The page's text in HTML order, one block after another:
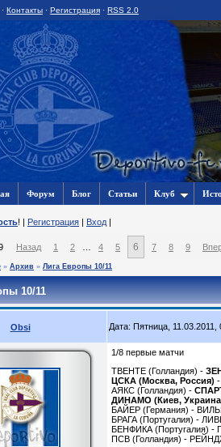
· Контакты · Регистрация · RSS 2.0
Форум Блог Статьи Клуб
! | Регистрация | Вход |
Назад 1 2 4 5 6 7 8 9
» Архив » Лига Европы 10/11
10/11
Obsi Дата: Пятница,
1/8 первые матчи
ТВЕНТЕ (Голландия) -
ЦСКА (Москва, Россия)
АЯКС (Голландия) -
ДИНАМО (Киев,
БАЙЕР (Германия) -
БРАГА (Португалия) -
БЕНФИКА (Португалия) -
ПСВ (Голландия) -